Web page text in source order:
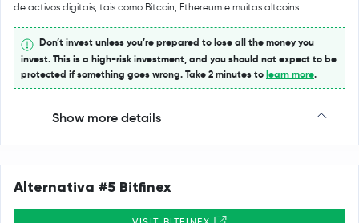
de activos digitais, tais como Bitcoin, Ethereum e muitas altcoins.
Don’t invest unless you’re prepared to lose all the money you
invest. This is a high-risk investment, and you should not expect to be
protected if something goes wrong. Take 2 minutes to learn more.
Show more details
Alternativa #5 Bitfinex